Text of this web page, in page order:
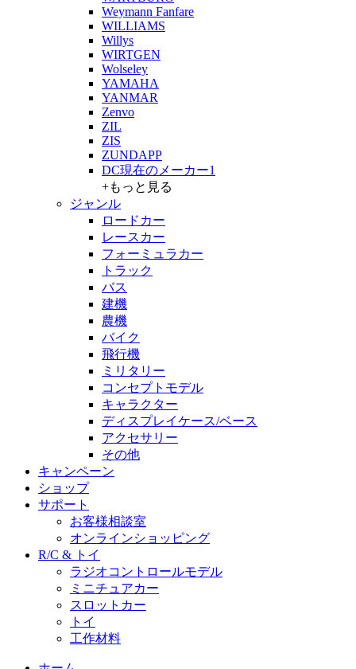
Weymann Fanfare
WILLIAMS
Willys
WIRTGEN
Wolseley
YAMAHA
YANMAR
Zenvo
ZIL
ZIS
ZUNDAPP
DC現在のメーカー1
+もっと見る
ジャンル
ロードカー
レースカー
フォーミュラカー
トラック
バス
建機
農機
バイク
飛行機
ミリタリー
コンセプトモデル
キャラクター
ディスプレイケース/ベース
アクセサリー
その他
キャンペーン
ショップ
サポート
お客様相談室
オンラインショッピング
R/C & トイ
ラジオコントロールモデル
ミニチュアカー
スロットカー
トイ
工作材料